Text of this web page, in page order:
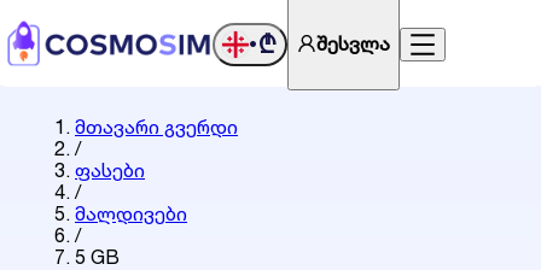
•₾ შესვლა
მთავარი გვერდი
/
ფასები
/
მალდივები
/
5 GB